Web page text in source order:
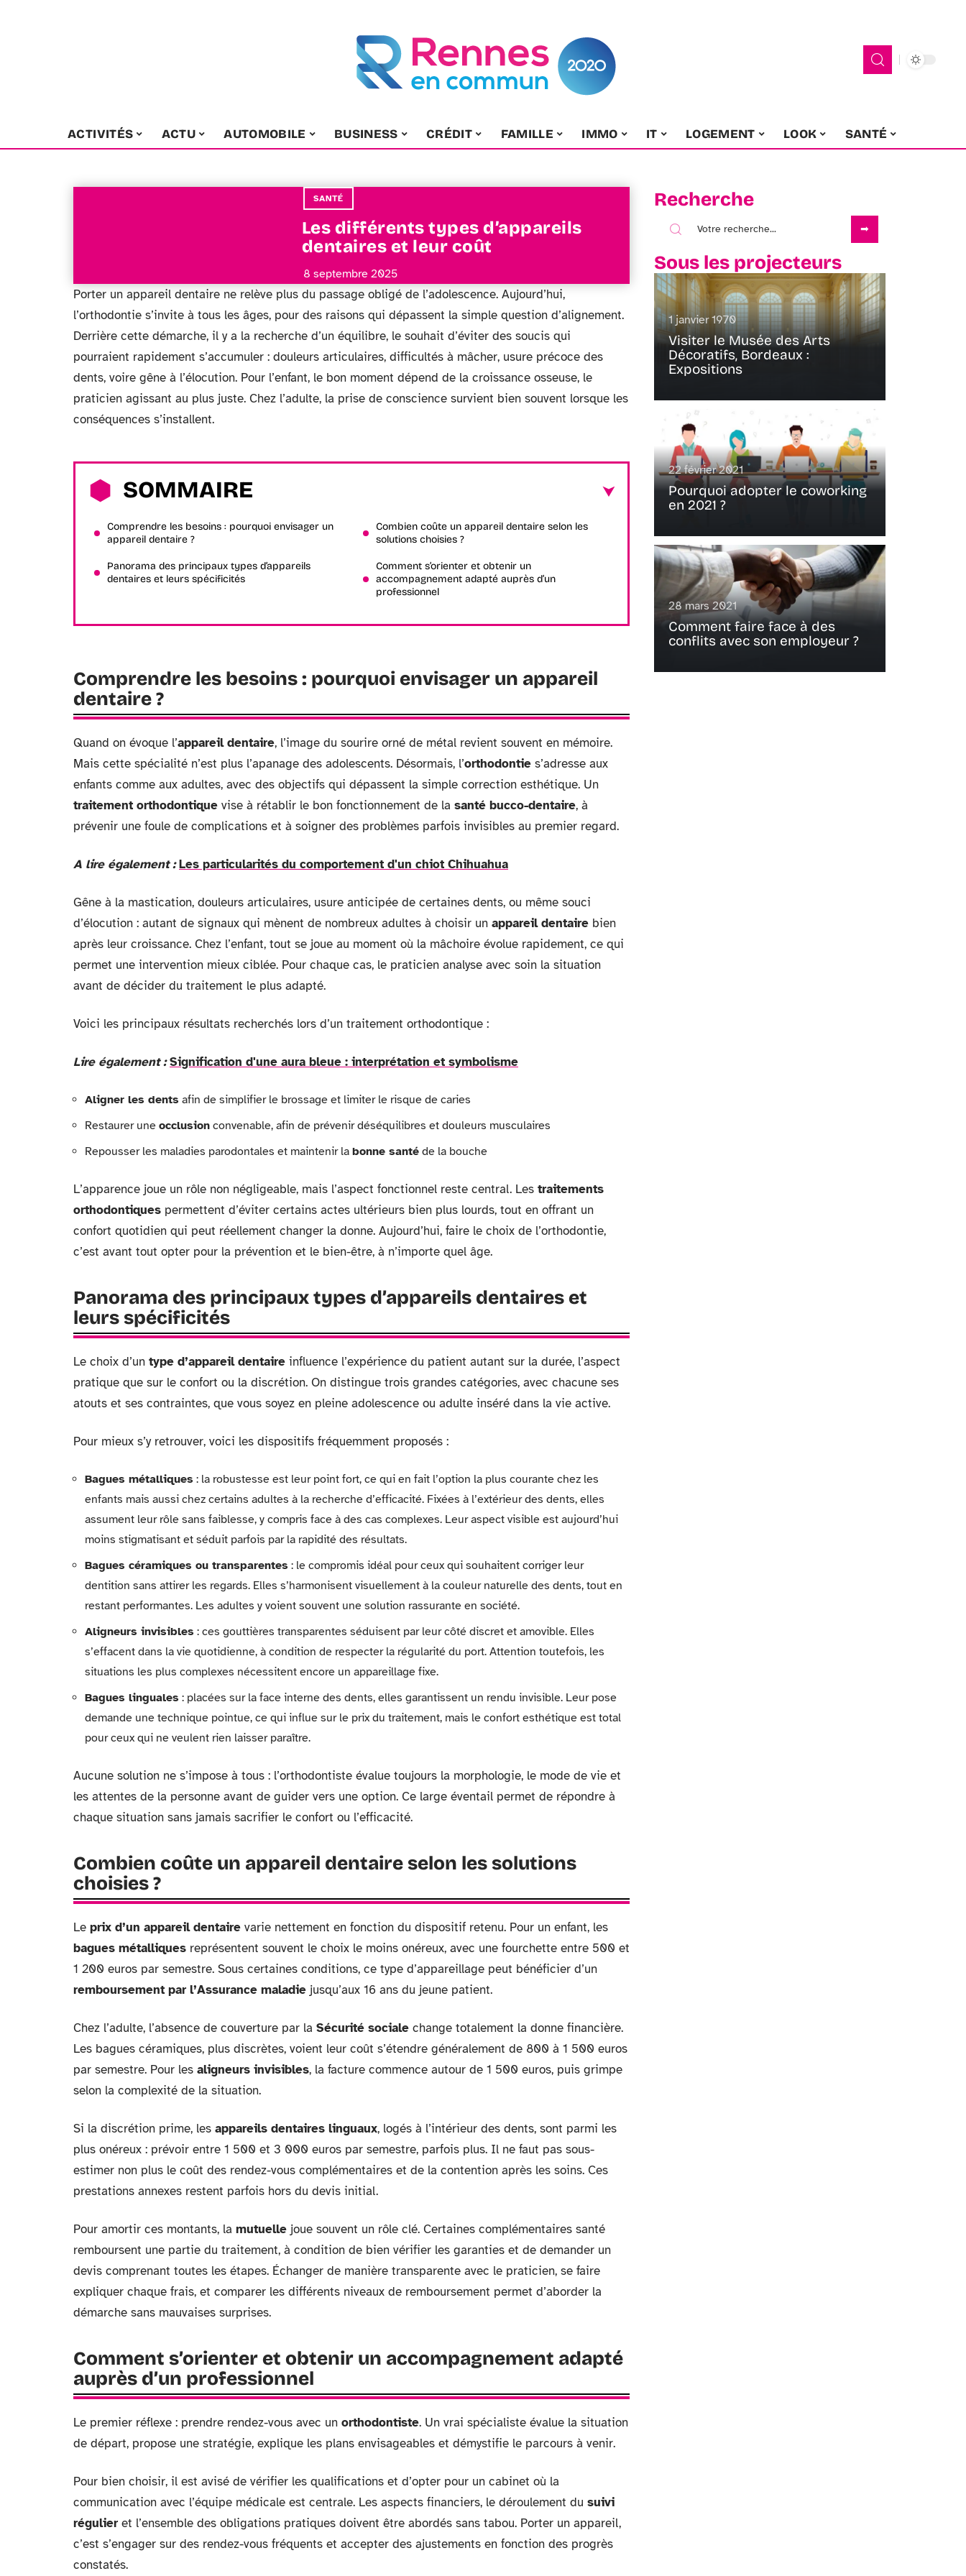
ACTIVITÉS ACTU AUTOMOBILE BUSINESS CRÉDIT FAMILLE IMMO IT LOGEMENT LOOK SANTÉ
SANTÉ
Les différents types d’appareils
dentaires et leur coût
8 septembre 2025
Porter un appareil dentaire ne relève plus du passage obligé de l’adolescence. Aujourd’hui,
l’orthodontie s’invite à tous les âges, pour des raisons qui dépassent la simple question d’alignement.
Derrière cette démarche, il y a la recherche d’un équilibre, le souhait d’éviter des soucis qui
pourraient rapidement s’accumuler : douleurs articulaires, difficultés à mâcher, usure précoce des
dents, voire gêne à l’élocution. Pour l’enfant, le bon moment dépend de la croissance osseuse, le
praticien agissant au plus juste. Chez l’adulte, la prise de conscience survient bien souvent lorsque les
conséquences s’installent.
SOMMAIRE
Comprendre les besoins : pourquoi envisager un
appareil dentaire ?
Panorama des principaux types d’appareils
dentaires et leurs spécificités
Combien coûte un appareil dentaire selon les
solutions choisies ?
Comment s’orienter et obtenir un
accompagnement adapté auprès d’un
professionnel
Comprendre les besoins : pourquoi envisager un appareil
dentaire ?
Quand on évoque l’appareil dentaire, l’image du sourire orné de métal revient souvent en mémoire.
Mais cette spécialité n’est plus l’apanage des adolescents. Désormais, l’orthodontie s’adresse aux
enfants comme aux adultes, avec des objectifs qui dépassent la simple correction esthétique. Un
traitement orthodontique vise à rétablir le bon fonctionnement de la santé bucco-dentaire, à
prévenir une foule de complications et à soigner des problèmes parfois invisibles au premier regard.
A lire également : Les particularités du comportement d'un chiot Chihuahua
Gêne à la mastication, douleurs articulaires, usure anticipée de certaines dents, ou même souci
d’élocution : autant de signaux qui mènent de nombreux adultes à choisir un appareil dentaire bien
après leur croissance. Chez l’enfant, tout se joue au moment où la mâchoire évolue rapidement, ce qui
permet une intervention mieux ciblée. Pour chaque cas, le praticien analyse avec soin la situation
avant de décider du traitement le plus adapté.
Voici les principaux résultats recherchés lors d’un traitement orthodontique :
Lire également : Signification d'une aura bleue : interprétation et symbolisme
Aligner les dents afin de simplifier le brossage et limiter le risque de caries
Restaurer une occlusion convenable, afin de prévenir déséquilibres et douleurs musculaires
Repousser les maladies parodontales et maintenir la bonne santé de la bouche
L’apparence joue un rôle non négligeable, mais l’aspect fonctionnel reste central. Les traitements
orthodontiques permettent d’éviter certains actes ultérieurs bien plus lourds, tout en offrant un
confort quotidien qui peut réellement changer la donne. Aujourd’hui, faire le choix de l’orthodontie,
c’est avant tout opter pour la prévention et le bien-être, à n’importe quel âge.
Panorama des principaux types d’appareils dentaires et
leurs spécificités
Le choix d’un type d’appareil dentaire influence l’expérience du patient autant sur la durée, l’aspect
pratique que sur le confort ou la discrétion. On distingue trois grandes catégories, avec chacune ses
atouts et ses contraintes, que vous soyez en pleine adolescence ou adulte inséré dans la vie active.
Pour mieux s’y retrouver, voici les dispositifs fréquemment proposés :
Bagues métalliques : la robustesse est leur point fort, ce qui en fait l’option la plus courante chez les
enfants mais aussi chez certains adultes à la recherche d’efficacité. Fixées à l’extérieur des dents, elles
assument leur rôle sans faiblesse, y compris face à des cas complexes. Leur aspect visible est aujourd’hui
moins stigmatisant et séduit parfois par la rapidité des résultats.
Bagues céramiques ou transparentes : le compromis idéal pour ceux qui souhaitent corriger leur
dentition sans attirer les regards. Elles s’harmonisent visuellement à la couleur naturelle des dents, tout en
restant performantes. Les adultes y voient souvent une solution rassurante en société.
Aligneurs invisibles : ces gouttières transparentes séduisent par leur côté discret et amovible. Elles
s’effacent dans la vie quotidienne, à condition de respecter la régularité du port. Attention toutefois, les
situations les plus complexes nécessitent encore un appareillage fixe.
Bagues linguales : placées sur la face interne des dents, elles garantissent un rendu invisible. Leur pose
demande une technique pointue, ce qui influe sur le prix du traitement, mais le confort esthétique est total
pour ceux qui ne veulent rien laisser paraître.
Aucune solution ne s’impose à tous : l’orthodontiste évalue toujours la morphologie, le mode de vie et
les attentes de la personne avant de guider vers une option. Ce large éventail permet de répondre à
chaque situation sans jamais sacrifier le confort ou l’efficacité.
Combien coûte un appareil dentaire selon les solutions
choisies ?
Le prix d’un appareil dentaire varie nettement en fonction du dispositif retenu. Pour un enfant, les
bagues métalliques représentent souvent le choix le moins onéreux, avec une fourchette entre 500 et
1 200 euros par semestre. Sous certaines conditions, ce type d’appareillage peut bénéficier d’un
remboursement par l’Assurance maladie jusqu’aux 16 ans du jeune patient.
Chez l’adulte, l’absence de couverture par la Sécurité sociale change totalement la donne financière.
Les bagues céramiques, plus discrètes, voient leur coût s’étendre généralement de 800 à 1 500 euros
par semestre. Pour les aligneurs invisibles, la facture commence autour de 1 500 euros, puis grimpe
selon la complexité de la situation.
Si la discrétion prime, les appareils dentaires linguaux, logés à l’intérieur des dents, sont parmi les
plus onéreux : prévoir entre 1 500 et 3 000 euros par semestre, parfois plus. Il ne faut pas sous-
estimer non plus le coût des rendez-vous complémentaires et de la contention après les soins. Ces
prestations annexes restent parfois hors du devis initial.
Pour amortir ces montants, la mutuelle joue souvent un rôle clé. Certaines complémentaires santé
remboursent une partie du traitement, à condition de bien vérifier les garanties et de demander un
devis comprenant toutes les étapes. Échanger de manière transparente avec le praticien, se faire
expliquer chaque frais, et comparer les différents niveaux de remboursement permet d’aborder la
démarche sans mauvaises surprises.
Comment s’orienter et obtenir un accompagnement adapté
auprès d’un professionnel
Le premier réflexe : prendre rendez-vous avec un orthodontiste. Un vrai spécialiste évalue la situation
de départ, propose une stratégie, explique les plans envisageables et démystifie le parcours à venir.
Pour bien choisir, il est avisé de vérifier les qualifications et d’opter pour un cabinet où la
communication avec l’équipe médicale est centrale. Les aspects financiers, le déroulement du suivi
régulier et l’ensemble des obligations pratiques doivent être abordés sans tabou. Porter un appareil,
c’est s’engager sur des rendez-vous fréquents et accepter des ajustements en fonction des progrès
constatés.
Recherche
Sous les projecteurs
1 janvier 1970
Visiter le Musée des Arts
Décoratifs, Bordeaux :
Expositions
22 février 2021
Pourquoi adopter le coworking
en 2021 ?
28 mars 2021
Comment faire face à des
conflits avec son employeur ?